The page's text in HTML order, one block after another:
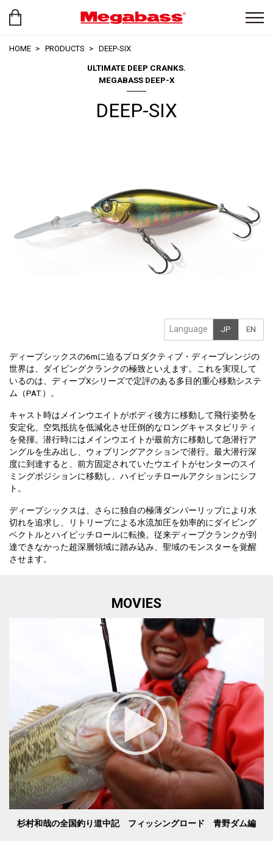
HOME PRODUCTS DEEP-SIX
ULTIMATE DEEP CRANKS.
MEGABASS DEEP-X
DEEP-SIX
Language JP EN
ディープシックスの6mに迫るプロダクティブ・ディープレンジの
世界は、ダイビングクランクの極致といえます。これを実現して
いるのは、ディープXシリーズで定評のある多目的重心移動システ
ム（PAT.）。
キャスト時はメインウエイトがボディ後方に移動して飛行姿勢を
安定化、空気抵抗を低減化させ圧倒的なロングキャスタビリティ
を発揮。潜行時にはメインウエイトが最前方に移動して急潜行ア
ングルを生み出し、ウォブリングアクションで潜行。最大潜行深
度に到達すると、前方固定されていたウエイトがセンターのスイ
ミングポジションに移動し、ハイピッチロールアクションにシフ
ト。
ディープシックスは、さらに独自の極薄ダンパーリップにより水
切れを追求し、リトリーブによる水流加圧を効率的にダイビング
ベクトルとハイピッチロールに転換。従来ディープクランクが到
達できなかった超深層領域に踏み込み、聖域のモンスターを覚醒
させます。
MOVIES
杉村和哉の全国釣り道中記 フィッシングロード 青野ダム編